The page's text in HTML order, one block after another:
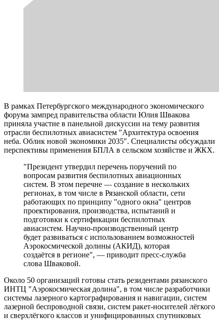
В рамках Петербургского международного экономического
форума зампред правительства области Юлия Швакова
приняла участие в панельной дискуссии на тему развития
отрасли беспилотных авиасистем "Архитектура освоения
неба. Облик новой экономики 2035". Специалисты обсуждали
перспективы применения БПЛА в сельском хозяйстве и ЖКХ.
"Президент утвердил перечень поручений по
вопросам развития беспилотных авиационных
систем. В этом перечне — создание в нескольких
регионах, в том числе в Рязанской области, сети
работающих по принципу "одного окна" центров
проектирования, производства, испытаний и
подготовки к сертификации беспилотных
авиасистем. Научно-производственный центр
будет развиваться с использованием возможностей
Аэрокосмической долины (АКИД), которая
создаётся в регионе", — приводит пресс-служба
слова Шваковой.
Около 50 организаций готовы стать резидентами рязанского
ИНТЦ "Аэрокосмическая долина", в том числе разработчики
системы лазерного картографирования и навигации, систем
лазерной беспроводной связи, систем ракет-носителей лёгкого
и сверхлёгкого классов и унифицированных спутниковых